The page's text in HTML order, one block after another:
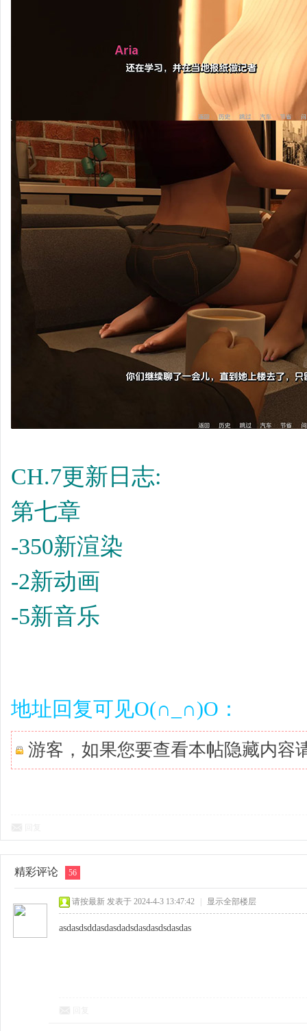
CH.7更新日志:
第七章
-350新渲染
-2新动画
-5新音乐
地址回复可见O(∩_∩)O：
游客，如果您要查看本帖隐藏内容
精彩评论 56
请按最新 发表于 2024-4-3 13:47:42 显示全部楼层
asdasdsddasdasdadsdasdasdsdasdas